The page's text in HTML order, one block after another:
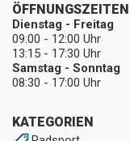
KATEGORIEN
ÖFFNUNGSZEITEN
Dienstag - Freitag
09:00 - 12:00 Uhr
13:15 - 17:30 Uhr
Samstag - Sonntag
08:30 - 17:00 Uhr